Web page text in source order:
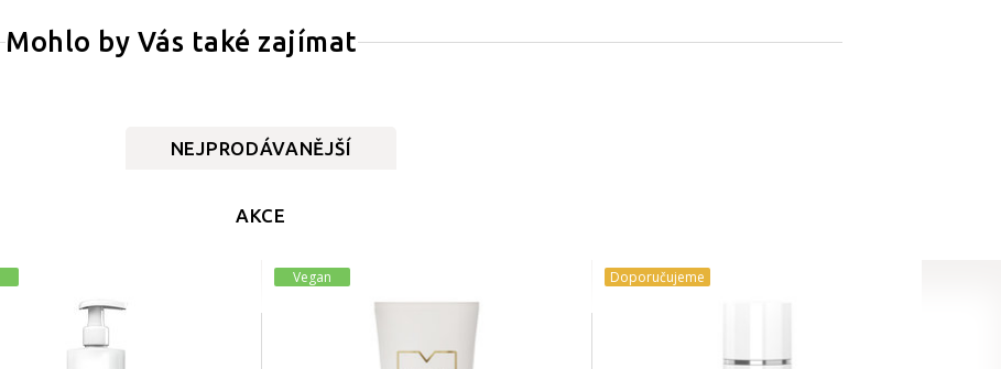
Mohlo by Vás také zajímat
NEJPRODÁVANĚJŠÍ
AKCE
Vegan Doporučujeme